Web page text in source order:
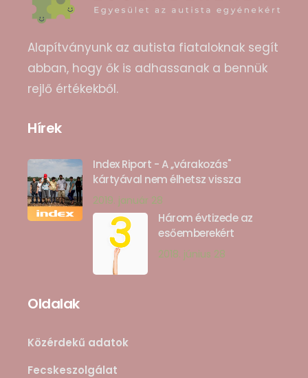
Alapítványunk az autista fiataloknak segít
abban, hogy ők is adhassanak a bennük
rejlő értékekből.
Hírek
Index Riport - A ,,várakozás"
kártyával nem élhetsz vissza
2019. január 28
Három évtizede az
esőemberekért
2018. június 28
Oldalak
Közérdekű adatok
Fecskeszolgálat